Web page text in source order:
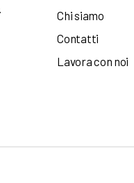
Chi siamo
Contatti
Lavora con noi